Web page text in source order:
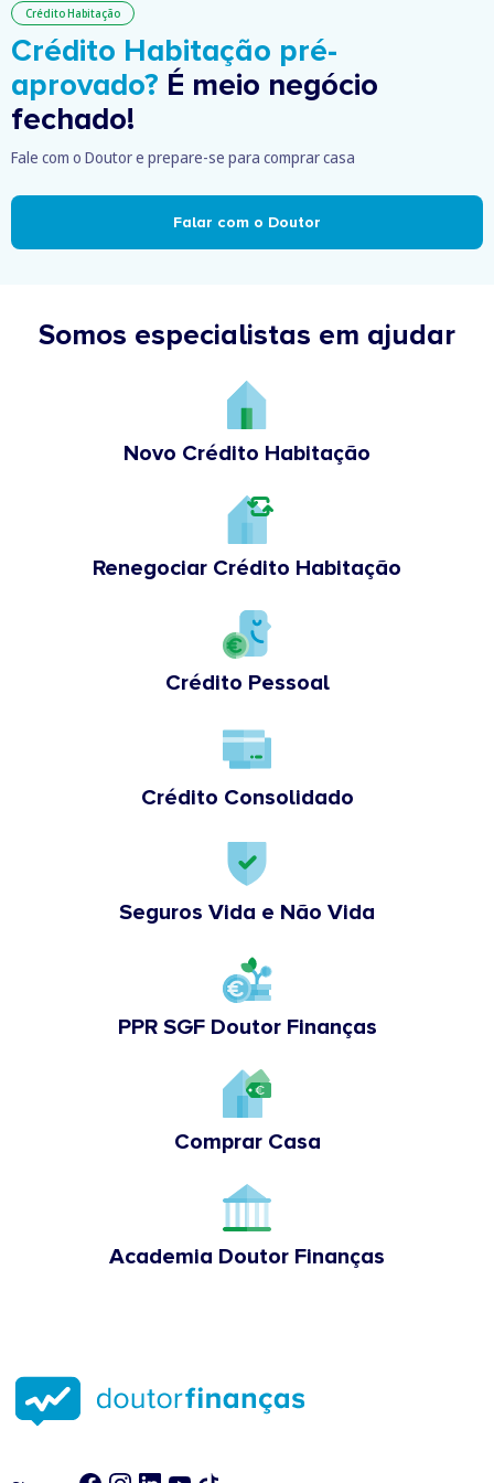
Crédito Habitação
Crédito Habitação pré-
aprovado? É meio negócio
fechado!
Fale com o Doutor e prepare-se para comprar casa
Falar com o Doutor
Somos especialistas em ajudar
Novo Crédito Habitação
Renegociar Crédito Habitação
Crédito Pessoal
Crédito Consolidado
Seguros Vida e Não Vida
PPR SGF Doutor Finanças
Comprar Casa
Academia Doutor Finanças